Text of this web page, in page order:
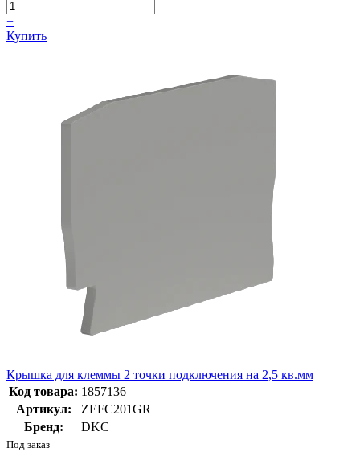
+
Купить
Крышка для клеммы 2 точки подключения на 2,5 кв.мм
Код товара: 1857136
Артикул:
ZEFC201GR
Бренд:
DKC
Под заказ